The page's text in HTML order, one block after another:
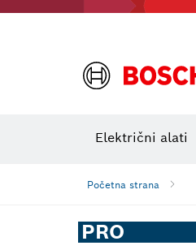
Električni alati
Početna strana
PRO